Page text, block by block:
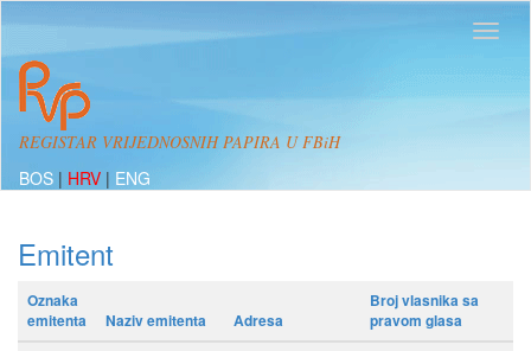
REGISTAR VRIJEDNOSNIH PAPIRA U FBiH
BOS | HRV | ENG
Emitent
Oznaka
emitenta
Naziv emitenta Adresa
Broj vlasnika sa
pravom glasa